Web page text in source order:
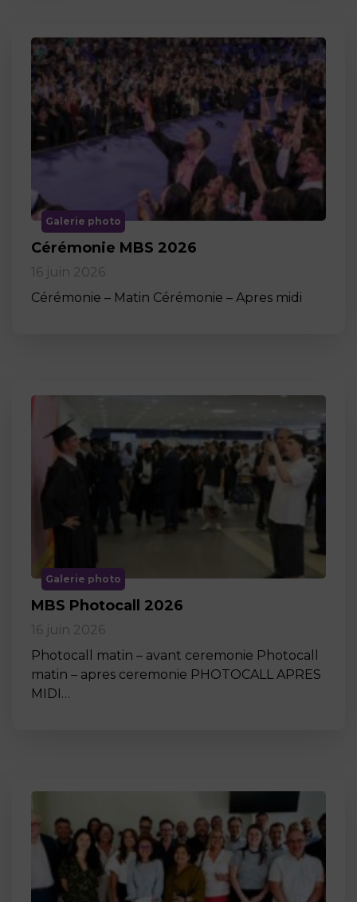
Galerie photo
Cérémonie MBS 2026
16 juin 2026
Cérémonie – Matin Cérémonie – Apres midi
Galerie photo
MBS Photocall 2026
16 juin 2026
Photocall matin – avant ceremonie Photocall
matin – apres ceremonie PHOTOCALL APRES
MIDI…